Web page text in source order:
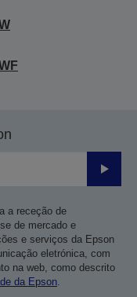
Enviar
a receção de
de mercado e
e serviços da Epson
eletrónica, com
na web, como descrito
da Epson.